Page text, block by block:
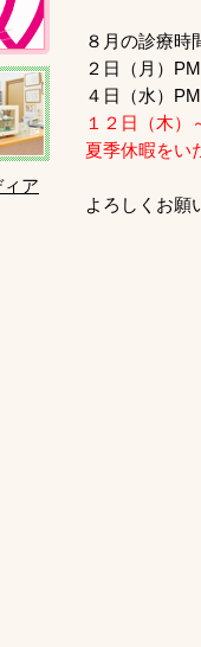
８月の診療時
２日（月）
４日（水）
１２日（木）
夏季休暇をい
よろしくお願